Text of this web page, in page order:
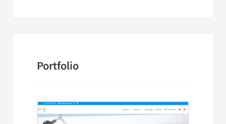
Portfolio